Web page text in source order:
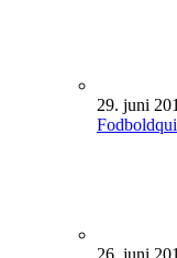
29. juni